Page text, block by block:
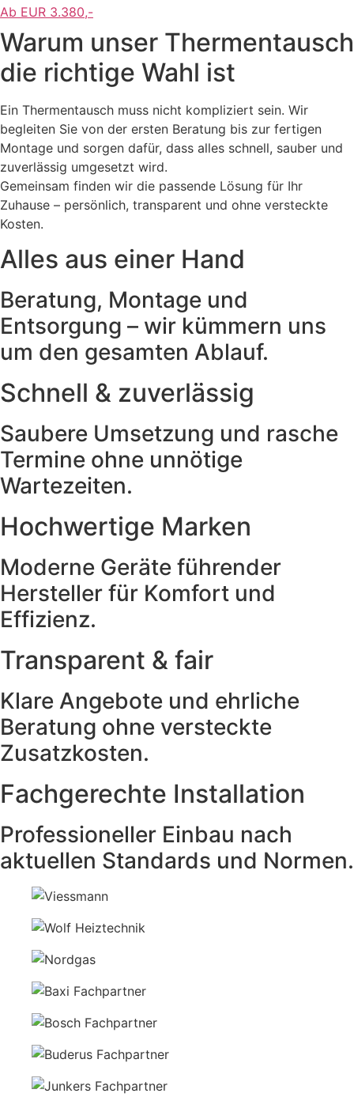
Ab EUR 3.380,-
Warum unser Thermentausch
die richtige Wahl ist
Ein Thermentausch muss nicht kompliziert sein. Wir
begleiten Sie von der ersten Beratung bis zur fertigen
Montage und sorgen dafür, dass alles schnell, sauber und
zuverlässig umgesetzt wird.
Gemeinsam finden wir die passende Lösung für Ihr
Zuhause – persönlich, transparent und ohne versteckte
Kosten.
Alles aus einer Hand
Beratung, Montage und
Entsorgung – wir kümmern uns
um den gesamten Ablauf.
Schnell & zuverlässig
Saubere Umsetzung und rasche
Termine ohne unnötige
Wartezeiten.
Hochwertige Marken
Moderne Geräte führender
Hersteller für Komfort und
Effizienz.
Transparent & fair
Klare Angebote und ehrliche
Beratung ohne versteckte
Zusatzkosten.
Fachgerechte Installation
Professioneller Einbau nach
aktuellen Standards und Normen.